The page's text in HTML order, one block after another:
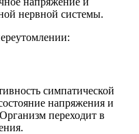
нервной системы.
симпатической
напряжения и
переходит в